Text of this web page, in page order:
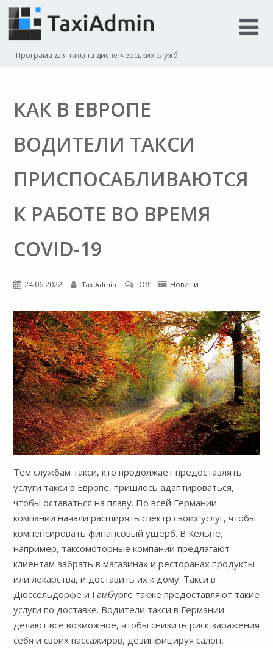
Програма для таксі та диспетчерських служб
КАК В ЕВРОПЕ
ВОДИТЕЛИ ТАКСИ
ПРИСПОСАБЛИВАЮТСЯ
К РАБОТЕ ВО ВРЕМЯ
COVID-19
24.06.2022 TaxiAdmin Off Новини
Тем службам такси, кто продолжает предоставлять
услуги такси в Европе, пришлось адаптироваться,
чтобы оставаться на плаву. По всей Германии
компании начали расширять спектр своих услуг, чтобы
компенсировать финансовый ущерб. В Кельне,
например, таксомоторные компании предлагают
клиентам забрать в магазинах и ресторанах продукты
или лекарства, и доставить их к дому. Такси в
Дюссельдорфе и Гамбурге также предоставляют такие
услуги по доставке. Водители такси в Германии
делают все возможное, чтобы снизить риск заражения
себя и своих пассажиров, дезинфицируя салон,